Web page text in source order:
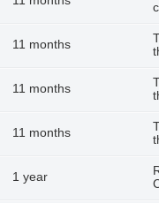
11 months
11 months
11 months
1 year